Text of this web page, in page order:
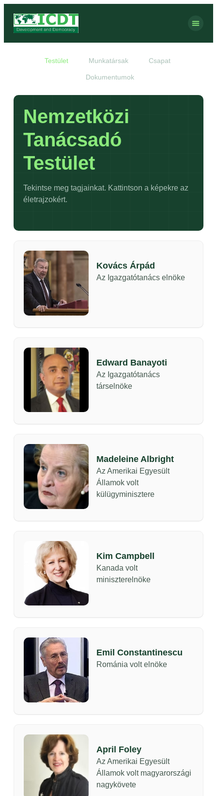
Testület Munkatársak Csapat
Dokumentumok
Nemzetközi
Tanácsadó
Testület
Tekintse meg tagjainkat. Kattintson a képekre az
életrajzokért.
Kovács Árpád
Az Igazgatótanács elnöke
Edward Banayoti
Az Igazgatótanács
társelnöke
Madeleine Albright
Az Amerikai Egyesült
Államok volt
külügyminisztere
Kim Campbell
Kanada volt
miniszterelnöke
Emil Constantinescu
Románia volt elnöke
April Foley
Az Amerikai Egyesült
Államok volt magyarországi
nagykövete